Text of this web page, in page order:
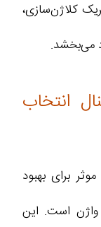
کلاژن‌سازی،
می‌بخشد.
انتخاب
برای بهبود
واژن است. این